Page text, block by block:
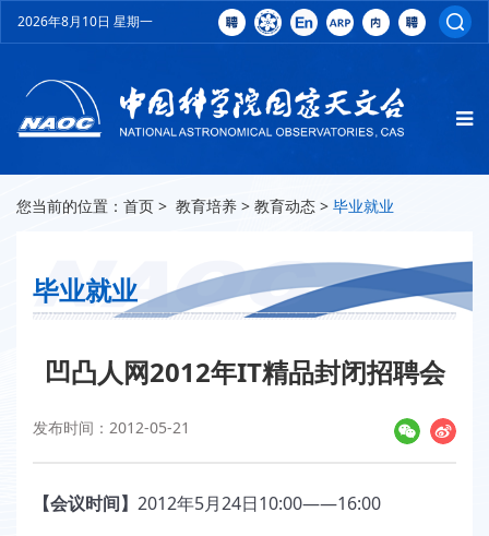
2026年8月10日 星期一
您当前的位置： 首页 > 教育培养 > 教育动态 > 毕业就业
毕业就业
凹凸人网2012年IT精品封闭招聘会
发布时间：2012-05-21
【会议时间】 2012年5月24日10:00——16:00